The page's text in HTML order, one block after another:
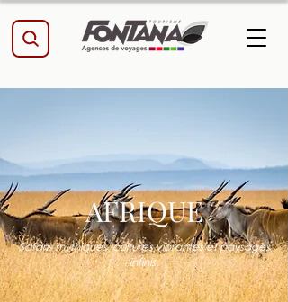
AFRIQUE
Safaris mythiques, cultures vibrantes et paysages
infinis.